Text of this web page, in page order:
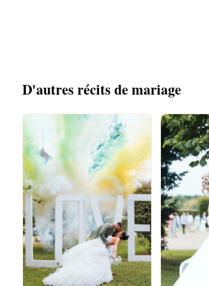
D'autres récits de mariage